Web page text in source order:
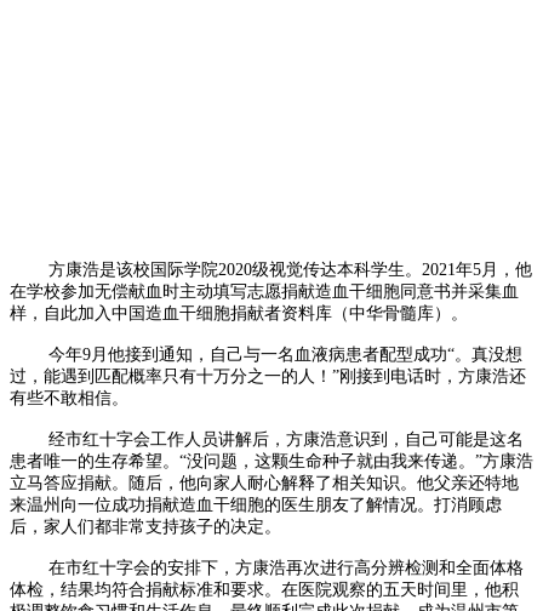
方康浩是该校国际学院2020级视觉传达本科学生。2021年5月，他
在学校参加无偿献血时主动填写志愿捐献造血干细胞同意书并采集血
样，自此加入中国造血干细胞捐献者资料库（中华骨髓库）。
今年9月他接到通知，自己与一名血液病患者配型成功“。真没想
过，能遇到匹配概率只有十万分之一的人！”刚接到电话时，方康浩还
有些不敢相信。
经市红十字会工作人员讲解后，方康浩意识到，自己可能是这名
患者唯一的生存希望。“没问题，这颗生命种子就由我来传递。”方康浩
立马答应捐献。随后，他向家人耐心解释了相关知识。他父亲还特地
来温州向一位成功捐献造血干细胞的医生朋友了解情况。打消顾虑
后，家人们都非常支持孩子的决定。
在市红十字会的安排下，方康浩再次进行高分辨检测和全面体格
体检，结果均符合捐献标准和要求。在医院观察的五天时间里，他积